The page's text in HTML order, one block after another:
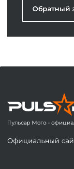
Обратный
Пульсар Мото -
Официальный